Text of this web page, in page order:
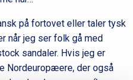
på fortovet eller taler tysk
når jeg ser folk gå med
sandaler. Hvis jeg er
Nordeuropæere, der også